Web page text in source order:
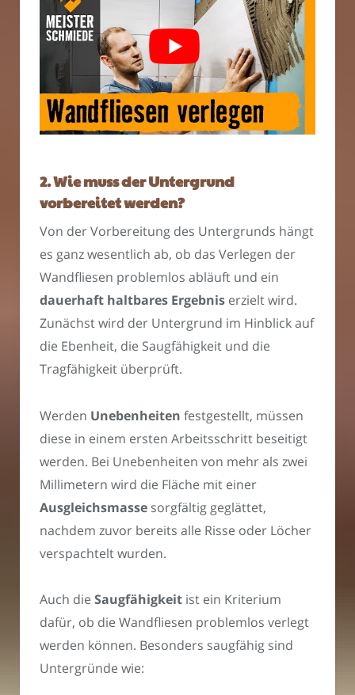
2. Wie muss der Untergrund
vorbereitet werden?
Von der Vorbereitung des Untergrunds hängt
es ganz wesentlich ab, ob das Verlegen der
Wandfliesen problemlos abläuft und ein
dauerhaft haltbares Ergebnis erzielt wird.
Zunächst wird der Untergrund im Hinblick auf
die Ebenheit, die Saugfähigkeit und die
Tragfähigkeit überprüft.
Werden Unebenheiten festgestellt, müssen
diese in einem ersten Arbeitsschritt beseitigt
werden. Bei Unebenheiten von mehr als zwei
Millimetern wird die Fläche mit einer
Ausgleichsmasse sorgfältig geglättet,
nachdem zuvor bereits alle Risse oder Löcher
verspachtelt wurden.
Auch die Saugfähigkeit ist ein Kriterium
dafür, ob die Wandfliesen problemlos verlegt
werden können. Besonders saugfähig sind
Untergründe wie: